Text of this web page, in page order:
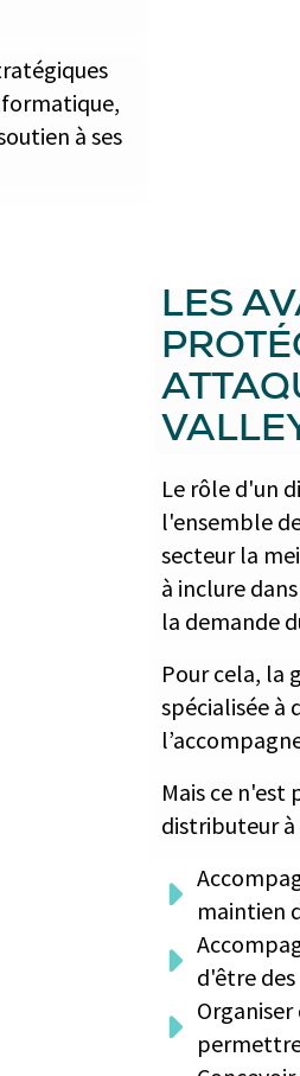
à ses
LES
Le rôle d'un
l'ensemble
secteur la
à inclure
la demande
Pour cela, la
spécialisée à
Mais ce n'est
distributeur
maintien
d'être